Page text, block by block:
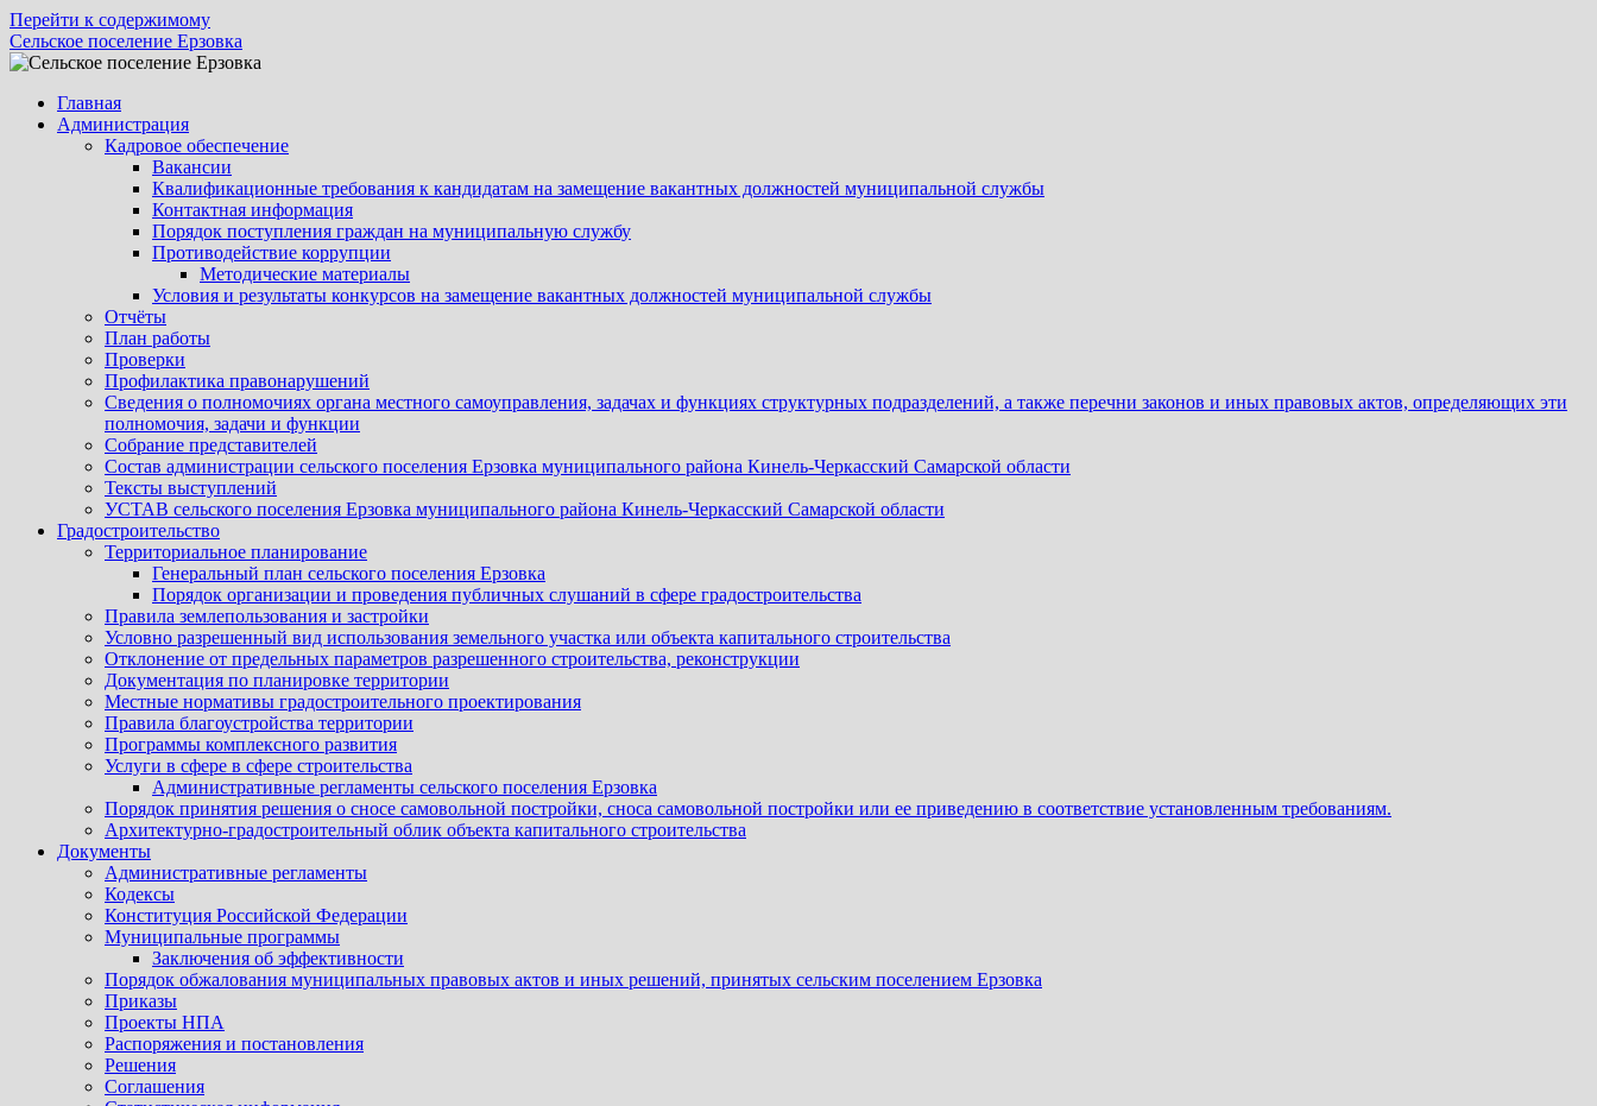
Перейти к содержимому
Сельское поселение Ерзовка
Главная
Администрация
Кадровое обеспечение
Вакансии
Квалификационные требования к кандидатам на замещение вакантных должностей муниципальной службы
Контактная информация
Порядок поступления граждан на муниципальную службу
Противодействие коррупции
Методические материалы
Условия и результаты конкурсов на замещение вакантных должностей муниципальной службы
Отчёты
План работы
Проверки
Профилактика правонарушений
Сведения о полномочиях органа местного самоуправления, задачах и функциях структурных подразделений, а также перечни законов и иных правовых актов, определяющих эти
полномочия, задачи и функции
Собрание представителей
Состав администрации сельского поселения Ерзовка муниципального района Кинель-Черкасский Самарской области
Тексты выступлений
УСТАВ сельского поселения Ерзовка муниципального района Кинель-Черкасский Самарской области
Градостроительство
Территориальное планирование
Генеральный план сельского поселения Ерзовка
Порядок организации и проведения публичных слушаний в сфере градостроительства
Правила землепользования и застройки
Условно разрешенный вид использования земельного участка или объекта капитального строительства
Отклонение от предельных параметров разрешенного строительства, реконструкции
Документация по планировке территории
Местные нормативы градостроительного проектирования
Правила благоустройства территории
Программы комплексного развития
Услуги в сфере в сфере строительства
Административные регламенты сельского поселения Ерзовка
Порядок принятия решения о сносе самовольной постройки, сноса самовольной постройки или ее приведению в соответствие установленным требованиям.
Архитектурно-градостроительный облик объекта капитального строительства
Документы
Административные регламенты
Кодексы
Конституция Российской Федерации
Муниципальные программы
Заключения об эффективности
Порядок обжалования муниципальных правовых актов и иных решений, принятых сельским поселением Ерзовка
Приказы
Проекты НПА
Распоряжения и постановления
Решения
Соглашения